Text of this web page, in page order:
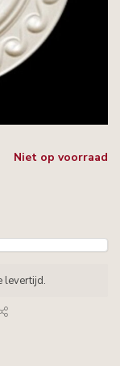
Niet op voorraad
levertijd.